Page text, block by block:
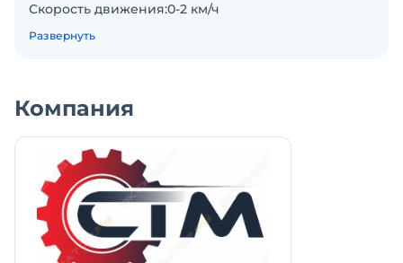
Скорость движения:0-2 км/ч
Тип двигателя:Дизельный, электрический
Топливо:дизель
Грузоподъёмность:12 000 кг
Объем топливного бака:50 л
Объем гидробака:130 л
Габариты - высота техники:2 300 мм
Габариты - ширина техники:1 850 мм
Габариты - длина техники:6 050 мм
Развернуть
Компания